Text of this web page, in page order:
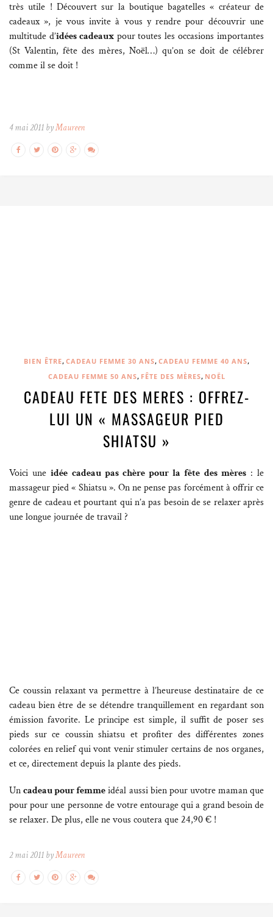
très utile ! Découvert sur la boutique bagatelles « créateur de
cadeaux », je vous invite à vous y rendre pour découvrir une
multitude d’idées cadeauxpour toutes les occasions importantes
(St Valentin, fête des mères, Noël…) qu’on se doit de célébrer
comme il se doit !
4 mai 2011 byMaureen
BIEN ÊTRE, CADEAU FEMME 30 ANS, CADEAU FEMME 40 ANS,
CADEAU FEMME 50 ANS, FÊTE DES MÈRES, NOËL
CADEAU FETE DES MERES : OFFREZ-
LUI UN « MASSAGEUR PIED
SHIATSU »
Voici uneidée cadeau pas chère pour la fête des mères: le
massageur pied « Shiatsu ». On ne pense pas forcément à offrir ce
genre de cadeau et pourtant qui n’a pas besoin de se relaxer après
une longue journée de travail ?
Ce coussin relaxant va permettre à l’heureuse destinataire de ce
cadeau bien être de se détendre tranquillement en regardant son
émission favorite. Le principe est simple, il suffit de poser ses
pieds sur ce coussin shiatsu et profiter des différentes zones
colorées en relief qui vont venir stimuler certains de nos organes,
et ce, directement depuis la plante des pieds.
Uncadeau pour femmeidéal aussi bien pour uvotre maman que
pour pour une personne de votre entourage qui a grand besoin de
se relaxer. De plus, elle ne vous coutera que 24,90 € !
2 mai 2011 byMaureen